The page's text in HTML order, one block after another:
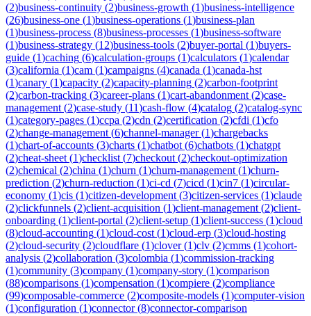
(2)business-continuity (2)business-growth (1)business-intelligence
(26)business-one (1)business-operations (1)business-plan
(1)business-process (8)business-processes (1)business-software
(1)business-strategy (12)business-tools (2)buyer-portal (1)buyers-
guide (1)caching (6)calculation-groups (1)calculators (1)calendar
(3)california (1)cam (1)campaigns (4)canada (1)canada-hst
(1)canary (1)capacity (2)capacity-planning (2)carbon-footprint
(2)carbon-tracking (3)career-plans (1)cart-abandonment (2)case-
management (2)case-study (11)cash-flow (4)catalog (2)catalog-sync
(1)category-pages (1)ccpa (2)cdn (2)certification (2)cfdi (1)cfo
(2)change-management (6)channel-manager(1)chargebacks
(1)chart-of-accounts (3)charts (1)chatbot (6)chatbots (1)chatgpt
(2)cheat-sheet (1)checklist (7)checkout (2)checkout-optimization
(2)chemical (2)china (1)churn (1)churn-management (1)churn-
prediction (2)churn-reduction (1)ci-cd (7)cicd (1)cin7 (1)circular-
economy (1)cis (1)citizen-development (3)citizen-services (1)claude
(2)clickfunnels (2)client-acquisition (1)client-management (2)client-
onboarding (1)client-portal (2)client-setup (1)client-success (1)cloud
(8)cloud-accounting (1)cloud-cost (1)cloud-erp (3)cloud-hosting
(2)cloud-security (2)cloudflare (1)clover(1)clv (2)cmms (1)cohort-
analysis (2)collaboration (3)colombia (1)commission-tracking
(1)community (3)company (1)company-story (1)comparison
(88)comparisons (1)compensation (1)compiere (2)compliance
(99)composable-commerce (2)composite-models (1)computer-vision
(1)configuration (1)connector(8)connector-comparison